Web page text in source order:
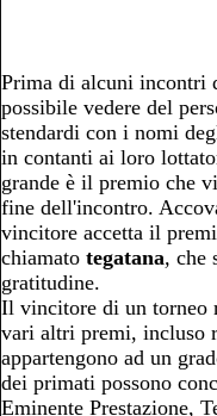
Prima di alcuni incontri
possibile vedere del
stendardi con i nomi
in contanti ai loro
grande è il premio che
fine dell'incontro.
vincitore accetta il
chiamato tegatana, che
gratitudine.
Il vincitore di un torneo
vari altri premi, incluso
appartengono ad un
dei primati possono
Eminente Prestazione,